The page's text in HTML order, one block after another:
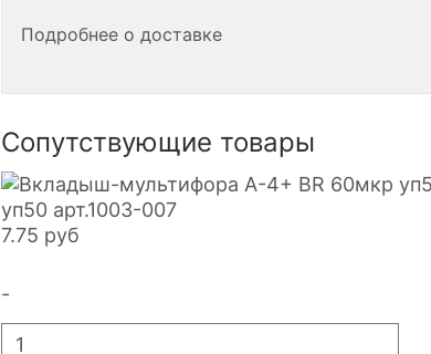
Подробнее о доставке
Сопутствующие товары
уп50 арт.1003-007
7.75 руб
-